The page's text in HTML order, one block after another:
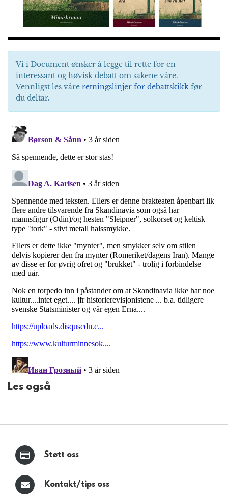
Vi i Document ønsker å legge til rette for en
interessant og høvisk debatt om sakene våre.
Vennligst les våre retningslinjer for debattskikk før
du deltar.
Les også
Støtt oss
Kontakt/tips oss